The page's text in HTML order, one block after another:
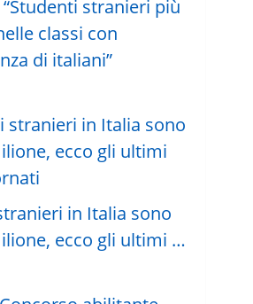
stranieri più
classi con
di italiani”
in Italia sono
ecco gli ultimi …